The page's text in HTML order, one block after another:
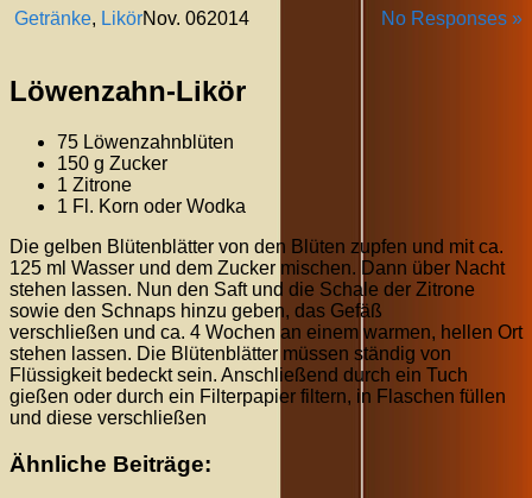
Getränke, Likör No Responses »
Nov. 062014
Löwenzahn-Likör
75 Löwenzahnblüten
150 g Zucker
1 Zitrone
1 Fl. Korn oder Wodka
Die gelben Blütenblätter von den Blüten zupfen und mit ca.
125 ml Wasser und dem Zucker mischen. Dann über Nacht
stehen lassen. Nun den Saft und die Schale der Zitrone
sowie den Schnaps hinzu geben, das Gefäß
verschließen und ca. 4 Wochen an einem warmen, hellen Ort
stehen lassen. Die Blütenblätter müssen ständig von
Flüssigkeit bedeckt sein. Anschließend durch ein Tuch
gießen oder durch ein Filterpapier filtern, in Flaschen füllen
und diese verschließen
Ähnliche Beiträge: